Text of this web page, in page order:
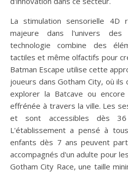
La stimulation sensorielle 4D
majeure dans l'univers des
technologie combine des
tactiles et même olfactifs pour
Batman Escape utilise cette
joueurs dans Gotham City, où
explorer la Batcave ou
effrénée à travers la ville. Les
et sont accessibles dès
L'établissement a pensé à
enfants dès 7 ans peuvent
accompagnés d'un adulte pour
Gotham City Race, une taille